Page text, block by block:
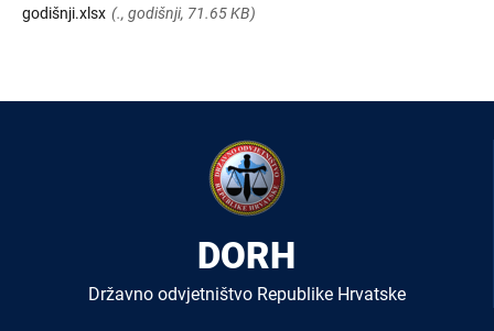
godišnji.xlsx (., godišnji, 71.65 KB)
DORH
Državno odvjetništvo Republike Hrvatske